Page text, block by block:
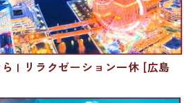
| リラクゼーション一休 [広島